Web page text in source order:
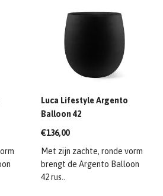
Luca Lifestyle Argento
Balloon 42
€136,00
Met zijn zachte, ronde vorm
brengt de Argento Balloon
42 rus..